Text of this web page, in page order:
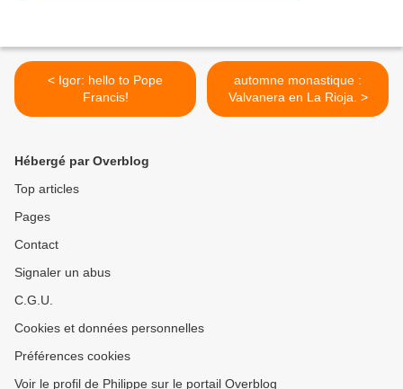
< Igor: hello to Pope
Francis!
automne monastique :
Valvanera en La Rioja. >
Hébergé par Overblog
Top articles
Pages
Contact
Signaler un abus
C.G.U.
Cookies et données personnelles
Préférences cookies
Voir le profil de Philippe sur le portail Overblog